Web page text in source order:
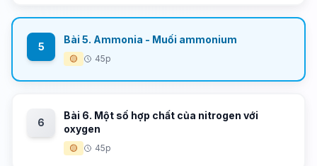
5
Bài 5. Ammonia - Muối ammonium
🟡 45p
6
Bài 6. Một số hợp chất của nitrogen với
oxygen
🟡 45p